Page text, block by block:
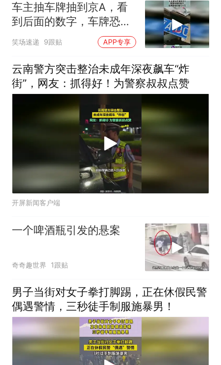
车主抽车牌抽到京A，看
到后面的数字，车牌恐怕
价值几十万！
笑场速递 9跟贴 APP专享
云南警方突击整治未成年深夜飙车“炸
街”，网友：抓得好！为警察叔叔点赞
开屏新闻客户端
一个啤酒瓶引发的悬案
奇奇趣世界 1跟贴
男子当街对女子拳打脚踢，正在休假民警
偶遇警情，三秒徒手制服施暴男！